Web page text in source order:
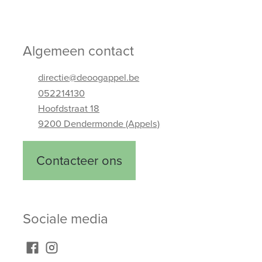
Algemeen contact
Adres
Hoofdstraat 18
9200 Dendermonde (Appels)
Telefoonnummer
052214130
E-mailadres
directie@deoogappel.be
Contacteer ons
Sociale media
FacebookInstagram